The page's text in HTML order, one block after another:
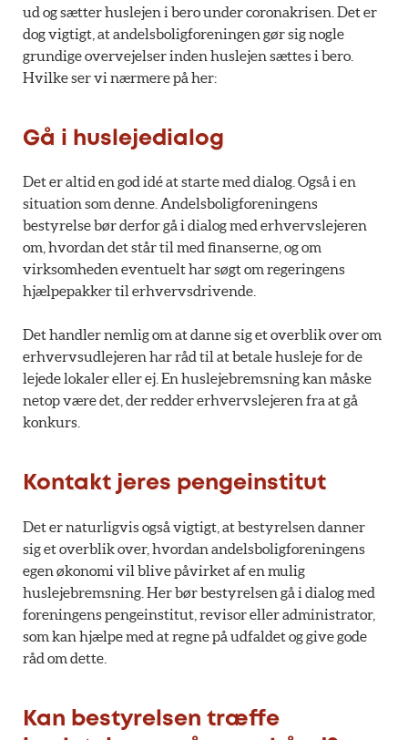
ud og sætter huslejen i bero under coronakrisen. Det er
dog vigtigt, at andelsboligforeningen gør sig nogle
grundige overvejelser inden huslejen sættes i bero.
Hvilke ser vi nærmere på her:
Gå i huslejedialog
Det er altid en god idé at starte med dialog. Også i en
situation som denne. Andelsboligforeningens
bestyrelse bør derfor gå i dialog med erhvervslejeren
om, hvordan det står til med finanserne, og om
virksomheden eventuelt har søgt om regeringens
hjælpepakker til erhvervsdrivende.
Det handler nemlig om at danne sig et overblik over om
erhvervsudlejeren har råd til at betale husleje for de
lejede lokaler eller ej. En huslejebremsning kan måske
netop være det, der redder erhvervslejeren fra at gå
konkurs.
Kontakt jeres pengeinstitut
Det er naturligvis også vigtigt, at bestyrelsen danner
sig et overblik over, hvordan andelsboligforeningens
egen økonomi vil blive påvirket af en mulig
huslejebremsning. Her bør bestyrelsen gå i dialog med
foreningens pengeinstitut, revisor eller administrator,
som kan hjælpe med at regne på udfaldet og give gode
råd om dette.
Kan bestyrelsen træffe